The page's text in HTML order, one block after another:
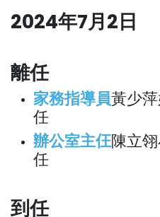
2024年7月2日
離任
家務指導員黃少
任
辦公室主仼陳立
任
到任